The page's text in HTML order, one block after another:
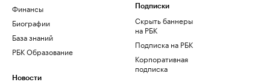
Финансы
Биографии
База знаний
РБК Образование
Новости
Подписки
Скрыть баннеры
на РБК
Подписка на РБК
Корпоративная
подписка